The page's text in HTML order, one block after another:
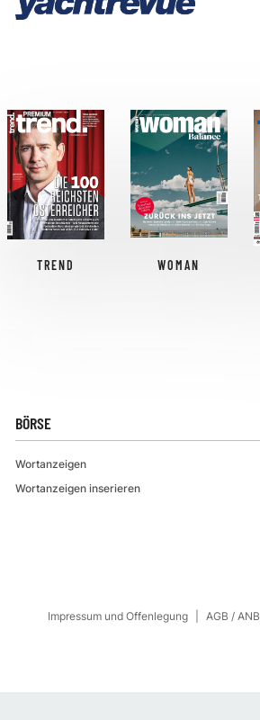
TREND WOMAN
BÖRSE
Wortanzeigen
Wortanzeigen inserieren
Impressum und Offenlegung AGB / ANB